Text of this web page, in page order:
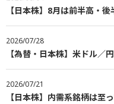
【日本株】8月は前半高・
2026/07/28
【為替・日本株】米ドル／
2026/07/21
【日本株】内需系銘柄は至